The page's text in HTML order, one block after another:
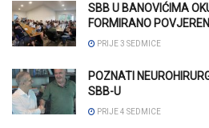
SBB U BANOVIĆIMA
FORMIRANO
PRIJE 3 SEDMICE
POZNATI
SBB-U
PRIJE 4 SEDMICE